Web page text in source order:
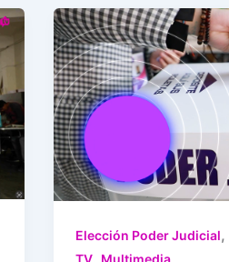
Elección Poder Judicial,
TV, Multimedia